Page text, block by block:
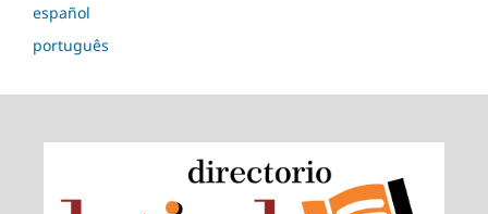
español
português